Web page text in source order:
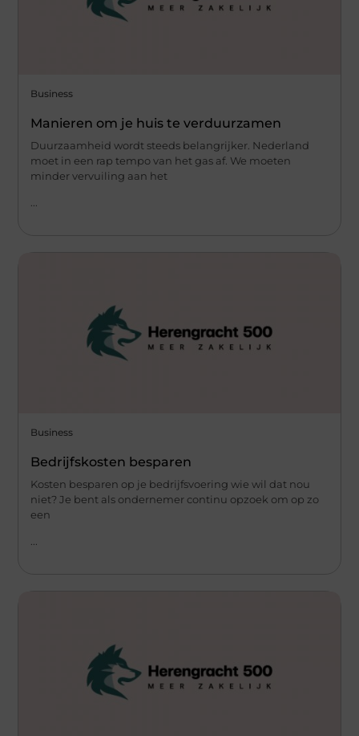
Business
Manieren om je huis te verduurzamen
Duurzaamheid wordt steeds belangrijker. Nederland
moet in een rap tempo van het gas af. We moeten
minder vervuiling aan het
Business
Bedrijfskosten besparen
Kosten besparen op je bedrijfsvoering wie wil dat nou
niet? Je bent als ondernemer continu opzoek om op zo
een
...